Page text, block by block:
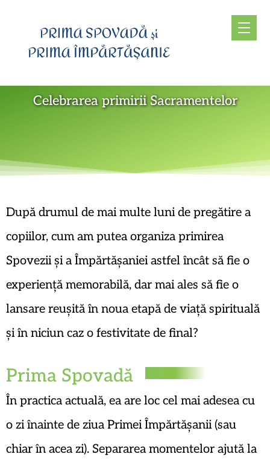
Celebrarea primirii Sacramentelor
După drumul de mai multe luni de pregătire a
copiilor, cum am putea organiza primirea
Spovezii și a Împărtășaniei astfel încât să fie o
experiență memorabilă, dar mai ales să fie o
lansare reușită în noua etapă de viață spirituală
și în niciun caz o festivitate de final?
Prima Spovadă
În practica actuală, ea are loc cel mai adesea cu
o zi înainte de ziua Primei Împărtășanii (sau
chiar în acea zi). Separarea momentelor ajută la